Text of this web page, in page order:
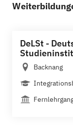
DeLSt -
Backnang